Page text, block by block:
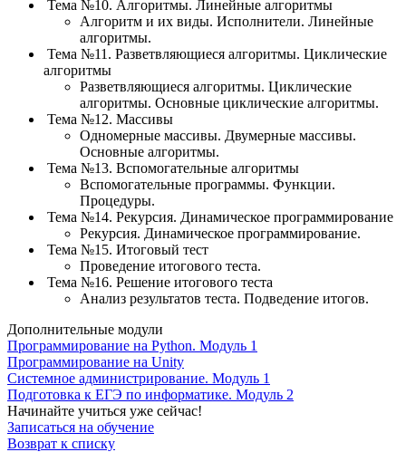
Тема №10. Алгоритмы. Линейные алгоритмы
Алгоритм и их виды. Исполнители. Линейные
алгоритмы.
Тема №11. Разветвляющиеся алгоритмы. Циклические
алгоритмы
Разветвляющиеся алгоритмы. Циклические
алгоритмы. Основные циклические алгоритмы.
Тема №12. Массивы
Одномерные массивы. Двумерные массивы.
Основные алгоритмы.
Тема №13. Вспомогательные алгоритмы
Вспомогательные программы. Функции.
Процедуры.
Тема №14. Рекурсия. Динамическое программирование
Рекурсия. Динамическое программирование.
Тема №15. Итоговый тест
Проведение итогового теста.
Тема №16. Решение итогового теста
Анализ результатов теста. Подведение итогов.
Дополнительные модули
Программирование на Python. Модуль 1
Программирование на Unity
Системное администрирование. Модуль 1
Подготовка к ЕГЭ по информатике. Модуль 2
Начинайте учиться уже сейчас!
Записаться на обучение
Возврат к списку